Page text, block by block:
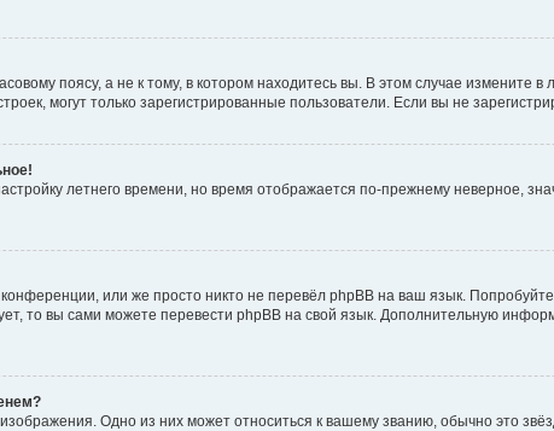
поясу, а не к тому, в котором находитесь вы. В этом случае измените
могут только зарегистрированные пользователи. Если вы не
летнего времени, но время отображается по-прежнему неверное,
или же просто никто не перевёл phpBB на ваш язык.
то вы сами можете перевести phpBB на свой язык. Дополнительную
Одно из них может относиться к вашему званию, обычно это